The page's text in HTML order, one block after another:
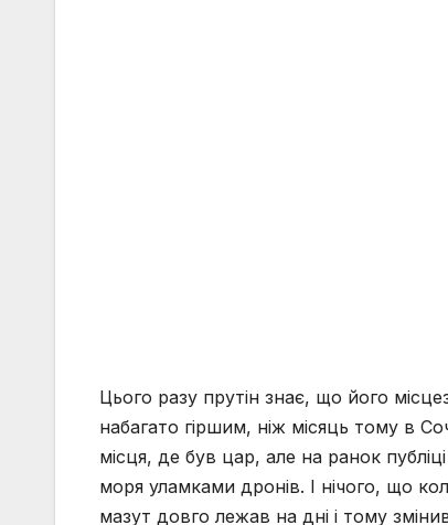
Цього разу прутін знає, що його
набагато гіршим, ніж місяць тому в
місця, де був цар, але на ранок
моря уламками дронів. І нічого, що
мазут довго лежав на дні і тому